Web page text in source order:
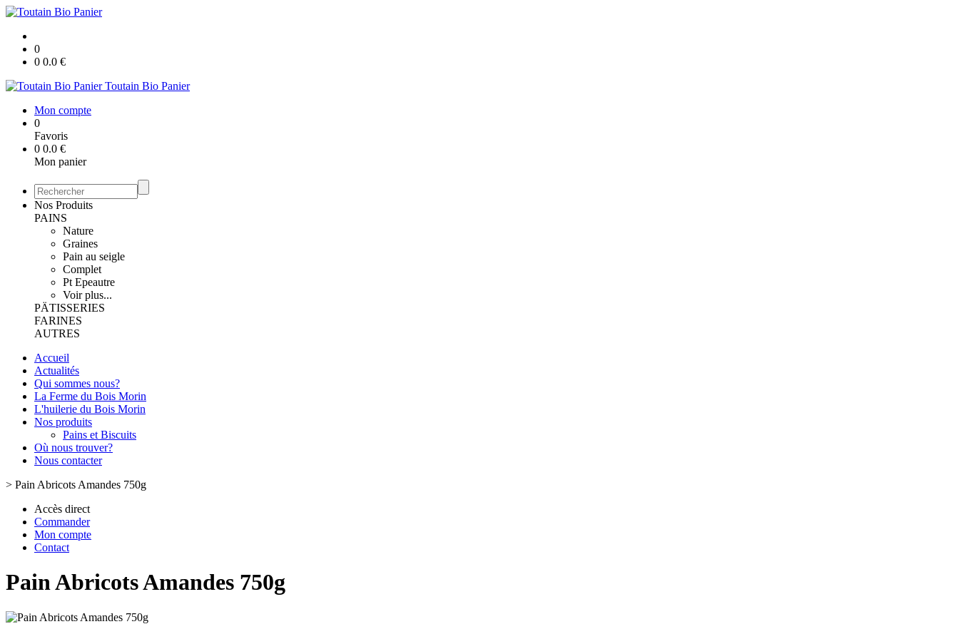
0
0 0.0 €
Toutain Bio Panier
Mon compte
0
Favoris
0 0.0 €
Mon panier
Nos Produits
PAINS
Nature
Graines
Pain au seigle
Complet
Pt Epeautre
Voir plus...
PÄTISSERIES
FARINES
AUTRES
Accueil
Actualités
Qui sommes nous?
La Ferme du Bois Morin
L'huilerie du Bois Morin
Nos produits
Pains et Biscuits
Où nous trouver?
Nous contacter
> Pain Abricots Amandes 750g
Accès direct
Commander
Mon compte
Contact
Pain Abricots Amandes 750g